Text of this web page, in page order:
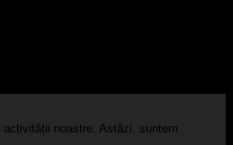
noastre. Astăzi, suntem